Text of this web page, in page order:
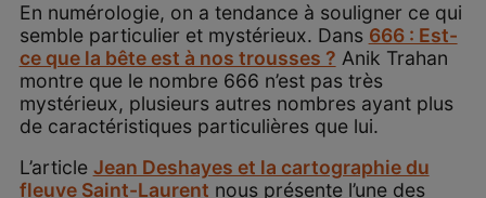
En numérologie, on a tendance à souligner ce qui
semble particulier et mystérieux. Dans 666 : Est-
ce que la bête est à nos trousses ? Anik Trahan
montre que le nombre 666 n’est pas très
mystérieux, plusieurs autres nombres ayant plus
de caractéristiques particulières que lui.
L’article Jean Deshayes et la cartographie du
fleuve Saint-Laurent nous présente l’une des